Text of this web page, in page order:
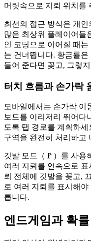
머릿속으로 지뢰 위치를
최선의 접근 방식은 개
많은 최상위 플레이어들
인 코딩으로 이어질 때는
는 건너뜁니다. 황금률
들어 준다면 꽂고, 그렇
터치 흐름과 손가락
모바일에서는 손가락 이
보드를 이리저리 뛰어다
도록 탭 경로를 계획하
구역을 완전히 처리하고
깃발 모드（🚩）를 사용
여러 지뢰를 연속으로 표
뢰 전체에 깃발을 꽂고,
로 여러 지뢰를 표시해
릅니다.
엔드게임과 확률